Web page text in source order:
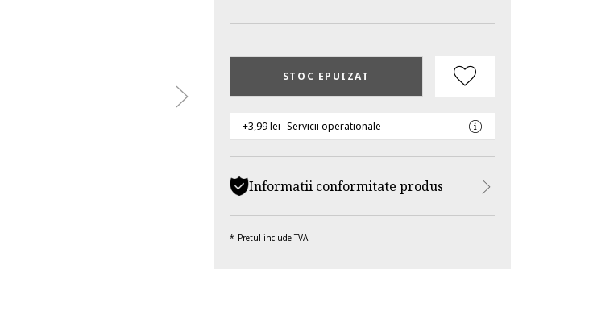
STOC EPUIZAT
+3,99 lei Servicii operationale
Informatii conformitate produs
Pretul include TVA.